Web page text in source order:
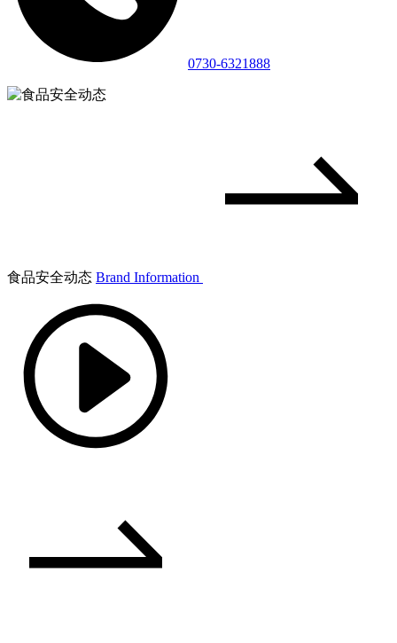
0730-6321888
食品安全动态 Brand Information